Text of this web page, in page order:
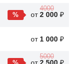
от
4000
2 000 ₽
от 1 000 ₽
5000